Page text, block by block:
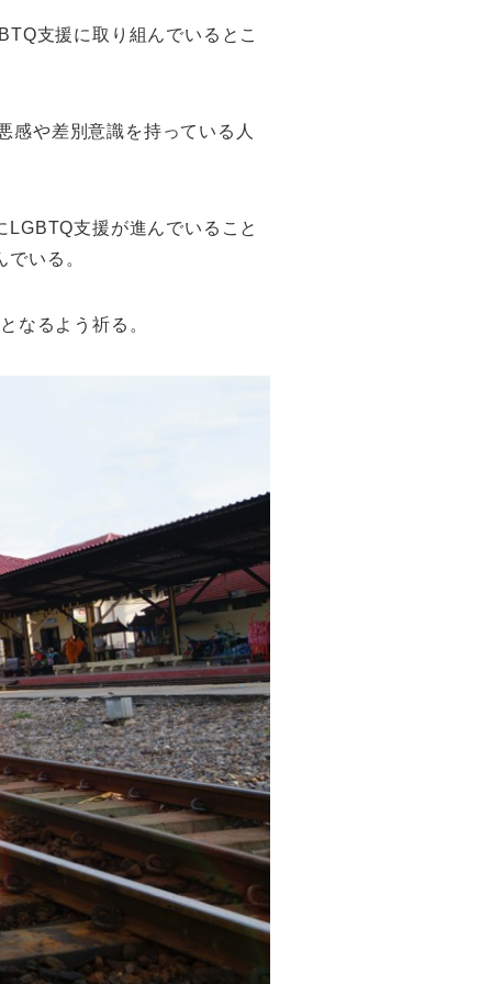
支援に取り組んでいるとこ
感や差別意識を持っている人
支援が進んでいること
いる。
なるよう祈る。